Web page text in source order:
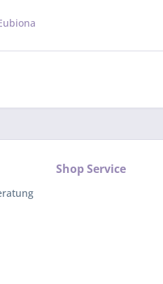
Shop Service